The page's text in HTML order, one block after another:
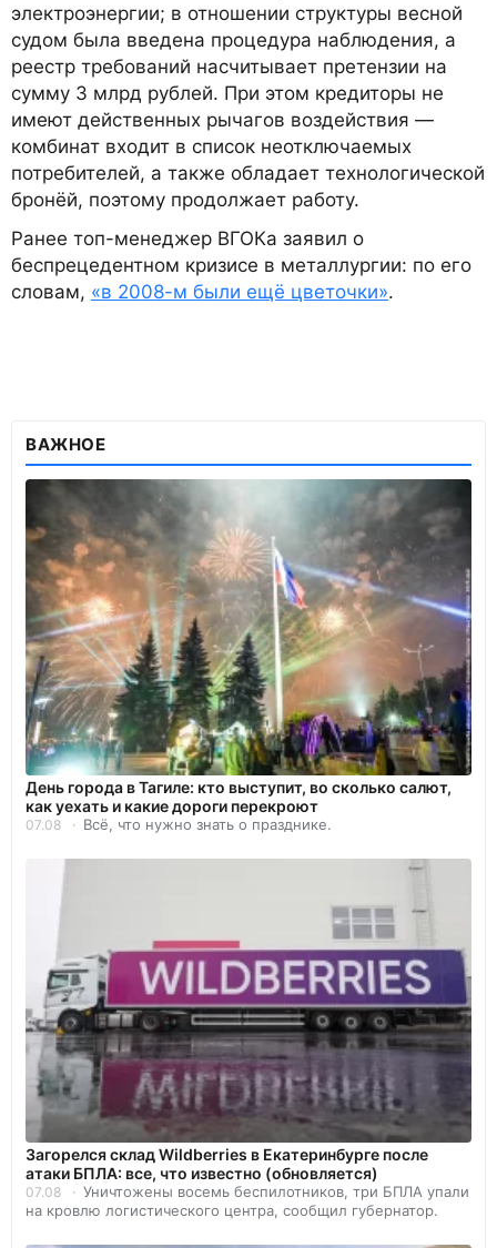
электроэнергии; в отношении структуры весной
судом была введена процедура наблюдения, а
реестр требований насчитывает претензии на
сумму 3 млрд рублей. При этом кредиторы не
имеют действенных рычагов воздействия —
комбинат входит в список неотключаемых
потребителей, а также обладает технологической
бронёй, поэтому продолжает работу.
Ранее топ-менеджер ВГОКа заявил о
беспрецедентном кризисе в металлургии: по его
словам, «в 2008-м были ещё цветочки».
ВАЖНОЕ
День города в Тагиле: кто выступит, во сколько салют,
как уехать и какие дороги перекроют
07.08 Всё, что нужно знать о празднике.
Загорелся склад Wildberries в Екатеринбурге после
атаки БПЛА: все, что известно (обновляется)
07.08
Уничтожены восемь беспилотников, три БПЛА упали
на кровлю логистического центра, сообщил губернатор.